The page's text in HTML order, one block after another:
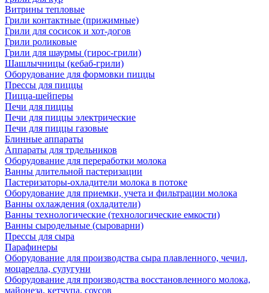
Витрины тепловые
Грили контактные (прижимные)
Грили для сосисок и хот-догов
Грили роликовые
Грили для шаурмы (гирос-грили)
Шашлычницы (кебаб-грили)
Оборудование для формовки пиццы
Прессы для пиццы
Пицца-шейперы
Печи для пиццы
Печи для пиццы электрические
Печи для пиццы газовые
Блинные аппараты
Аппараты для трдельников
Оборудование для переработки молока
Ванны длительной пастеризации
Пастеризаторы-охладители молока в потоке
Оборудование для приемки, учета и фильтрации молока
Ванны охлаждения (охладители)
Ванны технологические (технологические емкости)
Ванны сыродельные (сыроварни)
Прессы для сыра
Парафинеры
Оборудование для производства сыра плавленного, чечил,
моцарелла, сулугуни
Оборудование для производства восстановленного молока,
майонеза, кетчупа, соусов